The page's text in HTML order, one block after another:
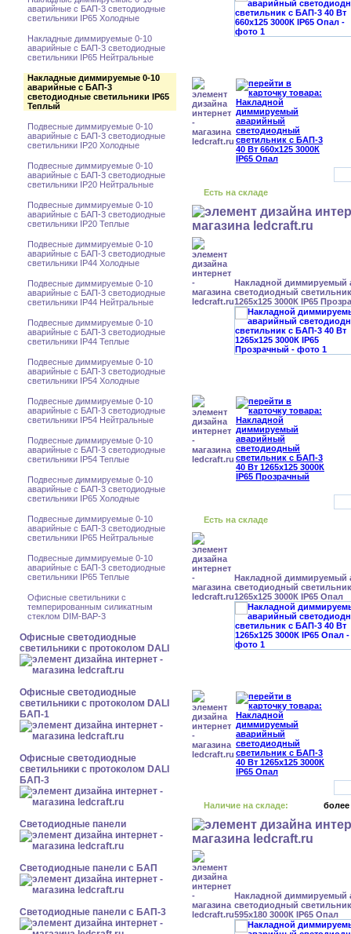
аварийные с БАП-3 светодиодные
светильники IP65 Холодные
Накладные диммируемые 0-10
аварийные с БАП-3 светодиодные
светильники IP65 Нейтральные
Накладные диммируемые 0-10
аварийные с БАП-3
светодиодные светильники IP65
Теплый
Подвесные диммируемые 0-10
аварийные с БАП-3 светодиодные
светильники IP20 Холодные
Подвесные диммируемые 0-10
аварийные с БАП-3 светодиодные
светильники IP20 Нейтральные
Подвесные диммируемые 0-10
аварийные с БАП-3 светодиодные
светильники IP20 Теплые
Подвесные диммируемые 0-10
аварийные с БАП-3 светодиодные
светильники IP44 Холодные
Подвесные диммируемые 0-10
аварийные с БАП-3 светодиодные
светильники IP44 Нейтральные
Подвесные диммируемые 0-10
аварийные с БАП-3 светодиодные
светильники IP44 Теплые
Подвесные диммируемые 0-10
аварийные с БАП-3 светодиодные
светильники IP54 Холодные
Подвесные диммируемые 0-10
аварийные с БАП-3 светодиодные
светильники IP54 Нейтральные
Подвесные диммируемые 0-10
аварийные с БАП-3 светодиодные
светильники IP54 Теплые
Подвесные диммируемые 0-10
аварийные с БАП-3 светодиодные
светильники IP65 Холодные
Подвесные диммируемые 0-10
аварийные с БАП-3 светодиодные
светильники IP65 Нейтральные
Подвесные диммируемые 0-10
аварийные с БАП-3 светодиодные
светильники IP65 Теплые
Офисные светильники с
темперированным силикатным
стеклом DIM-BAP-3
Офисные светодиодные
светильники с протоколом DALI
Офисные светодиодные
светильники с протоколом DALI
БАП-1
Офисные светодиодные
светильники с протоколом DALI
БАП-3
Cветодиодные панели
Cветодиодные панели с БАП
Cветодиодные панели с БАП-3
Есть на складе
Накладной диммируемый
светодиодный
1265x125 3000К IP65
Есть на складе
Накладной диммируемый
светодиодный
1265x125 3000К IP65 Опал
Наличие на складе: более
Накладной диммируемый
светодиодный
595x180 3000К IP65 Опал